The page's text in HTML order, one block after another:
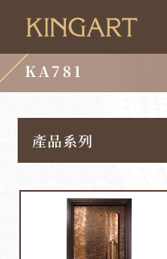
KA781
產品系列